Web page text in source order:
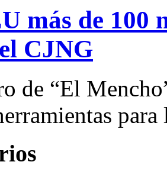
más de 100
CJNG
de “El